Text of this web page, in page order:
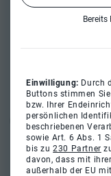
Bereits
Einwilligung: Durch
Buttons stimmen
bzw. Ihrer
persönlichen
beschriebenen
sowie Art. 6 Abs. 1
bis zu230 Partner
davon, dass mit
außerhalb der EU